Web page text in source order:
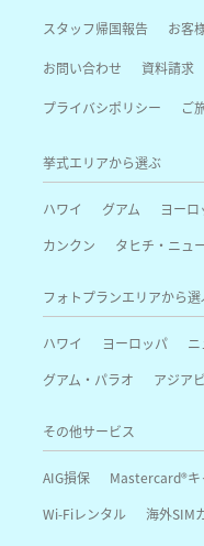
スタッフ帰国報告 お客
お問い合わせ 資料請求
プライバシポリシー ご
挙式エリアから選ぶ
ハワイ グアム ヨーロ
カンクン
タヒチ・ニュ
フォトプランエリアから選
ハワイ ヨーロッパ
グアム・パラオ
アジア
その他サービス
AIG損保 Mastercard®キ
Wi-Fiレンタル
海外SIM